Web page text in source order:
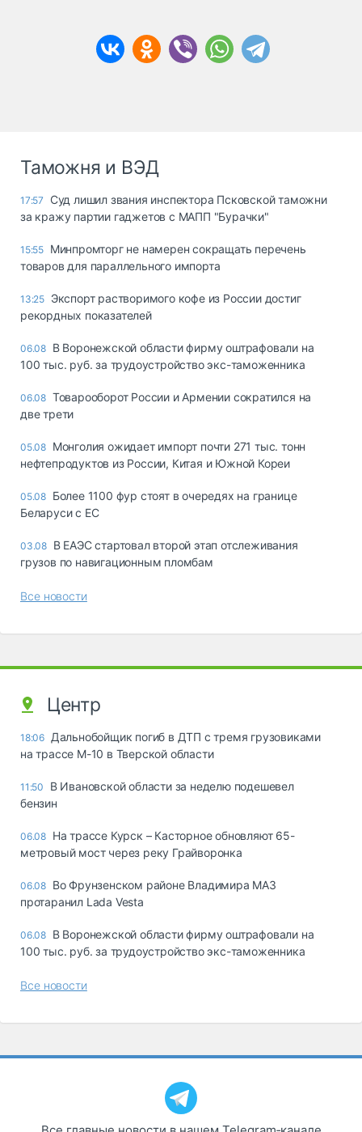
Таможня и ВЭД
17:57
Суд лишил звания инспектора Псковской таможни
за кражу партии гаджетов с МАПП "Бурачки"
15:55 Минпромторг не намерен сокращать перечень
товаров для параллельного импорта
13:25 Экспорт растворимого кофе из России достиг
рекордных показателей
06.08 В Воронежской области фирму оштрафовали на
100 тыс. руб. за трудоустройство экс-таможенника
06.08 Товарооборот России и Армении сократился на
две трети
05.08 Монголия ожидает импорт почти 271 тыс. тонн
нефтепродуктов из России, Китая и Южной Кореи
05.08 Более 1100 фур стоят в очередях на границе
Беларуси с ЕС
03.08 В ЕАЭС стартовал второй этап отслеживания
грузов по навигационным пломбам
Все новости
Центр
18:06 Дальнобойщик погиб в ДТП с тремя грузовиками
на трассе М-10 в Тверской области
11:50
В Ивановской области за неделю подешевел
бензин
06.08 На трассе Курск – Касторное обновляют 65-
метровый мост через реку Грайворонка
06.08 Во Фрунзенском районе Владимира МАЗ
протаранил Lada Vesta
06.08 В Воронежской области фирму оштрафовали на
100 тыс. руб. за трудоустройство экс-таможенника
Все новости